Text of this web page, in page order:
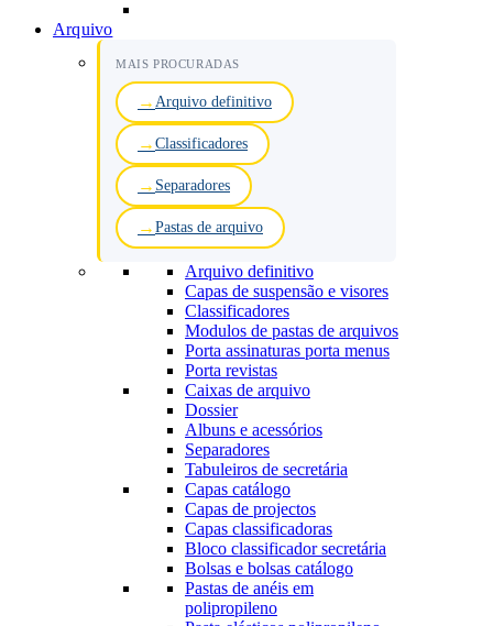
Arquivo
MAIS PROCURADAS
Arquivo definitivo
Classificadores
Separadores
Pastas de arquivo
Arquivo definitivo
Capas de suspensão e visores
Classificadores
Modulos de pastas de arquivos
Porta assinaturas porta menus
Porta revistas
Caixas de arquivo
Dossier
Albuns e acessórios
Separadores
Tabuleiros de secretária
Capas catálogo
Capas de projectos
Capas classificadoras
Bloco classificador secretária
Bolsas e bolsas catálogo
Pastas de anéis em
polipropileno